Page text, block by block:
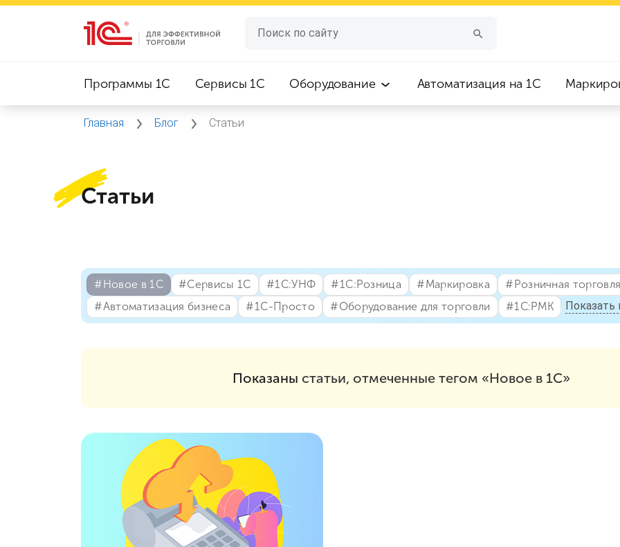
Программы 1C Сервисы 1C Оборудование Автоматизация на 1С
Главная Блог Статьи
Статьи
#⁣Новое в 1С #⁣Сервисы 1С #⁣1С:УНФ #⁣1С:Розница #⁣Маркировка #⁣Розничная торговля
#⁣Автоматизация бизнеса
#⁣1С-Просто #⁣Оборудование для торговли #⁣1С:РМК Показать
Показаны статьи, отмеченные тегом «Новое в 1С»